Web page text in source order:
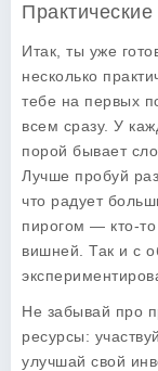
Итак, ты уже
несколько
тебе на первых
всем сразу. У
порой бывает
Лучше пробуй
что радует
пирогом — кто-
вишней. Так и с
Не забывай про
ресурсы:
улучшай свой